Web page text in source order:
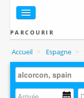
PARCOURIR
Accueil > Espagne >